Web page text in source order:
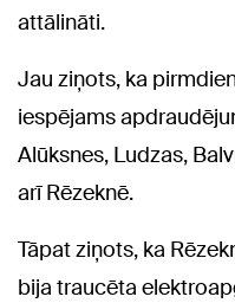
attālināti.
Jau ziņots, ka
iespējams
Alūksnes, Ludzas,
arī Rēzeknē.
Tāpat ziņots, ka
bija traucēta